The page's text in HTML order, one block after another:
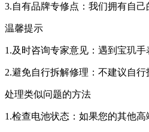
3.自有品牌专修点：我们拥有自
温馨提示
1.及时咨询专家意见：遇到宝玑
2.避免自行拆解修理：不建议自
处理类似问题的方法
1.检查电池状态：如果您的其他